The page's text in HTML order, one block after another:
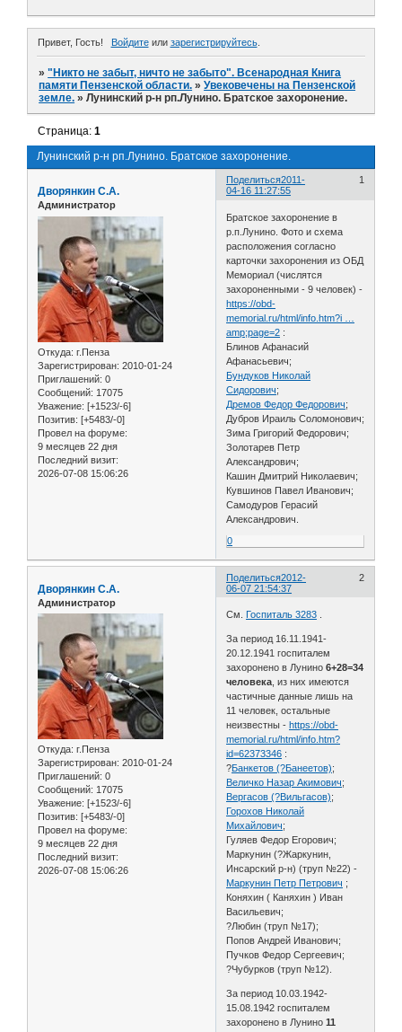
Привет, Гость! Войдитеили зарегистрируйтесь.
»"Никто не забыт, ничто не забыто". Всенародная Книга
памяти Пензенской области. »Увековечены на Пензенской
земле. »Лунинский р-н рп.Лунино. Братское захоронение.
Лунинский р-н рп.Лунино. Братское захоронение.
Страница:1
Поделиться 1
2011-
04-16 11:27:55
Дворянкин С.А.
Администратор
Откуда: г.Пенза
Зарегистрирован: 2010-01-24
Приглашений: 0
Сообщений: 17075
Уважение: [+1523/-6]
Позитив: [+5483/-0]
Провел на форуме:
9 месяцев 22 дня
Последний визит:
2026-07-08 15:06:26
Братское захоронение в
р.п.Лунино. Фото и схема
расположения согласно
карточки захоронения из ОБД
Мемориал (числятся
захороненными - 9 человек) -
https://obd-
memorial.ru/html/info.htm?i …
amp;page=2 :
Блинов Афанасий
Афанасьевич;
Бундуков Николай
Сидорович;
Дремов Федор Федорович;
Дубров Ираиль Соломонович;
Зима Григорий Федорович;
Золотарев Петр
Александрович;
Кашин Дмитрий Николаевич;
Кувшинов Павел Иванович;
Самодуров Герасий
Александрович.
0
Поделиться 2
2012-
06-07 21:54:37
Дворянкин С.А.
Администратор
Откуда: г.Пенза
Зарегистрирован: 2010-01-24
Приглашений: 0
Сообщений: 17075
Уважение: [+1523/-6]
Позитив: [+5483/-0]
Провел на форуме:
9 месяцев 22 дня
Последний визит:
2026-07-08 15:06:26
См. Госпиталь 3283
За период 16.11.1941-
20.12.1941 госпиталем
захоронено в Лунино6+28=34
человека , из них имеются
частичные данные лишь на
11 человек, остальные
неизвестны - https://obd-
memorial.ru/html/info.htm?
id=62373346 :
?Банкетов (?Банеетов);
Величко Назар Акимович;
Вергасов (?Вильгасов);
Горохов Николай
Михайлович;
Гуляев Федор Егорович;
Маркунин (?Жаркунин,
Инсарский р-н) (труп №22) -
Маркунин Петр Петрович ;
Коняхин ( Каняхин ) Иван
Васильевич;
?Любин (труп №17);
Попов Андрей Иванович;
Пучков Федор Сергеевич;
?Чубурков (труп №12).
За период 10.03.1942-
15.08.1942 госпиталем
захоронено в Лунино11